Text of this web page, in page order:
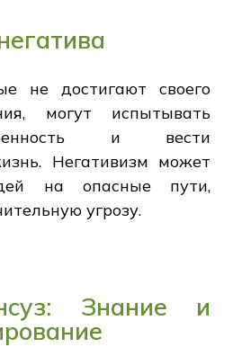
не достигают своего
могут испытывать
и вести
Негативизм может
на опасные пути,
угрозу.
Знание и